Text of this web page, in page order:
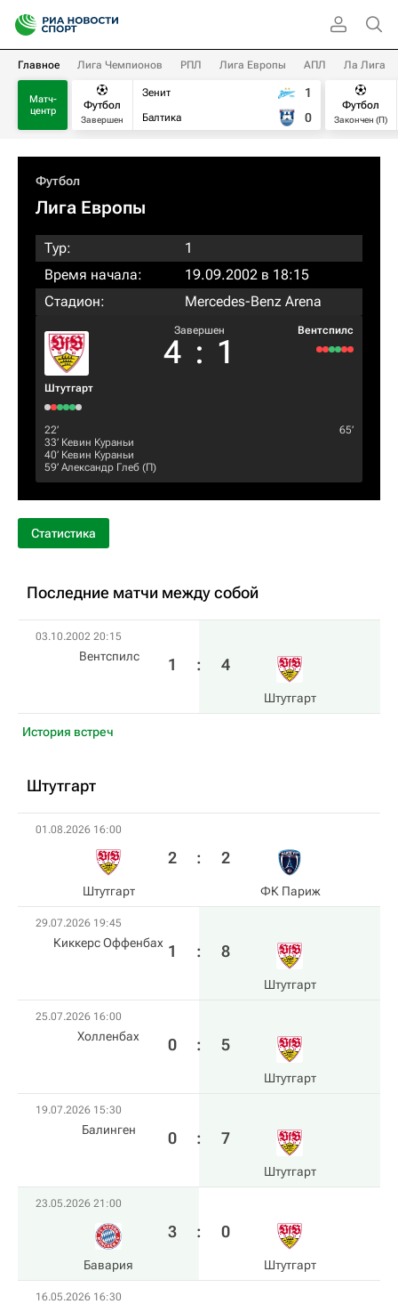
Главное Лига Чемпионов РПЛ Лига Европы АПЛ Ла Лига
Матч-
центр
Футбол
Завершен
Зенит
Балтика
1
0
Футбол
Закончен (П)
Футбол
Лига Европы
Тур:
1
Время начала:
19.09.2002 в 18:15
Стадион:
Mercedes-Benz Arena
Штутгарт
Завершен
4 : 1
Вентспилс
22‎’‎
33‎’‎ Кевин Кураньи
40‎’‎ Кевин Кураньи
59‎’‎ Александр Глеб (П)
65‎’‎
Статистика
Последние матчи между собой
03.10.2002 20:15
Вентспилс 1 : 4
Штутгарт
История встреч
Штутгарт
01.08.2026 16:00
Штутгарт
2 : 2
ФК Париж
29.07.2026 19:45
Киккерс Оффенбах 1 : 8
Штутгарт
25.07.2026 16:00
Холленбах 0 : 5
Штутгарт
19.07.2026 15:30
Балинген 0 : 7
Штутгарт
23.05.2026 21:00
Бавария
3 : 0
Штутгарт
16.05.2026 16:30